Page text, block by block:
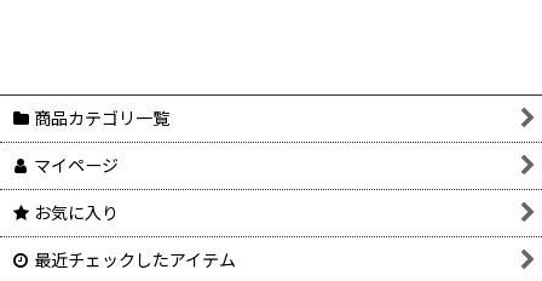
商品カテゴリ一覧
マイページ
お気に入り
最近チェックしたアイテム